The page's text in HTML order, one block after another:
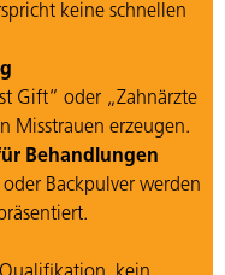
keine schnellen
Gift“ oder „Zahnärzte
Misstrauen erzeugen.
Behandlungen
Backpulver werden